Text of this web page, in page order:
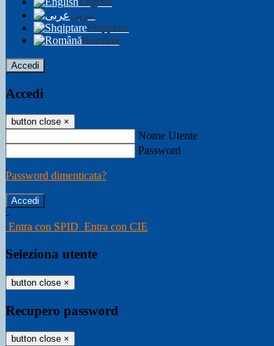
عربى
Shqiptare
Română
Accedi
Accedi
button close ×
Nome Utente
Password
Password dimenticata?
-
Entra con SPID Entra con CIE
Seleziona utente
button close ×
Recupero password
button close ×